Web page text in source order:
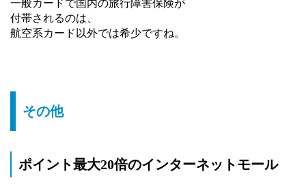
一般カードで国内の旅行障害保険が
付帯されるのは、
航空系カード以外では希少ですね。
その他
ポイント最大20倍のインターネットモール